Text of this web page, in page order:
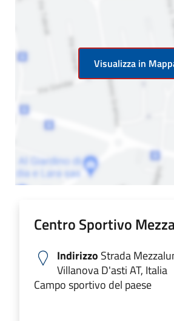
Visualizza in
Centro Sportivo
Indirizzo Strada
Villanova D'asti AT, Italia
Campo sportivo del paese